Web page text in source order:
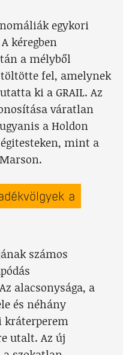
egykori
kéregben
a mélyből
fel, amelynek
ki a GRAIL. Az
váratlan
a Holdon
mint a
a
számos
alacsonysága, a
és néhány
kráterperem
utalt. Az új